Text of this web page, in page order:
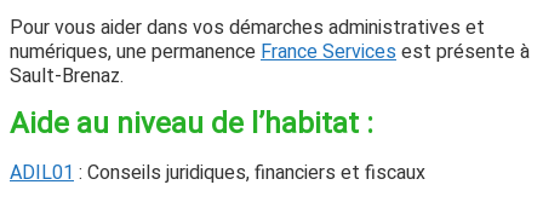
Pour vous aider dans vos démarches administratives et
numériques, une permanence France Services est présente à
Sault-Brenaz.
Aide au niveau de l’habitat :
ADIL01 : Conseils juridiques, financiers et fiscaux